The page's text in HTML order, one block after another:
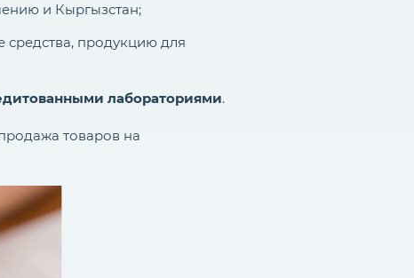
и Кыргызстан;
средства, продукцию для
лабораториями.
товаров на